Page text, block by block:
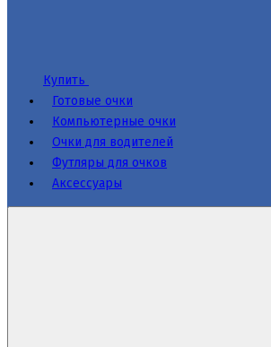
Купить
Готовые очки
Компьютерные очки
Очки для водителей
Футляры для очков
Аксессуары